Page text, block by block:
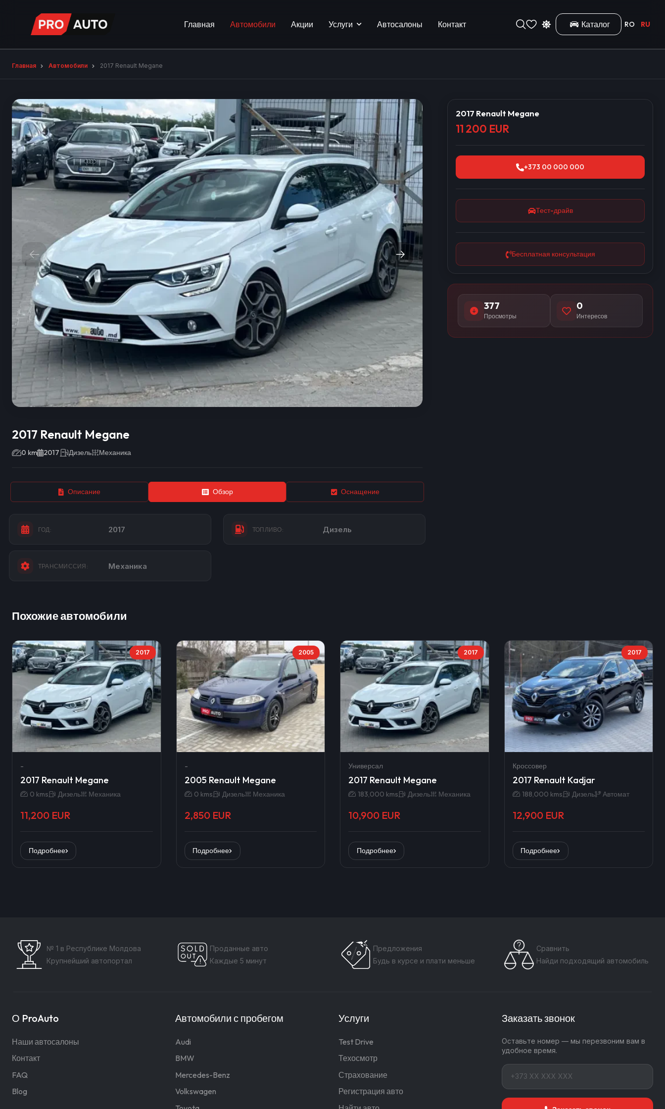
Главная Автомобили Акции Услуги Автосалоны Контакт Каталог RO RU
Главная Автомобили 2017 Renault Megane
2017 Renault Megane
0 km 2017 Дизель Механика
Описание Обзор Оснащение
ГОД: 2017 ТОПЛИВО: Дизель
ТРАНСМИССИЯ: Механика
2017 Renault Megane
11 200 EUR
+373 00 000 000
Тест-драйв
Бесплатная консультация
377
Просмотры
0
Интересов
Похожие автомобили
2017
-
2017 Renault Megane
0 kms Дизель Механика
11,200 EUR
Подробнее
2005
-
2005 Renault Megane
0 kms Дизель Механика
2,850 EUR
Подробнее
2017
Универсал
2017 Renault Megane
183,000 kms Дизель Механика
10,900 EUR
Подробнее
2017
Кроссовер
2017 Renault Kadjar
188,000 kms Дизель Автомат
12,900 EUR
Подробнее
№ 1 в Республике Молдова
Крупнейший автопортал
Проданные авто
Каждые 5 минут
Предложения
Будь в курсе и плати меньше
Сравнить
Найди подходящий автомобиль
О ProAuto
Наши автосалоны
Контакт
FAQ
Blog
Автомобили с пробегом
Audi
BMW
Mercedes-Benz
Volkswagen
Услуги
Test Drive
Техосмотр
Страхование
Регистрация авто
Заказать звонок
Оставьте номер — мы перезвоним вам в
удобное время.